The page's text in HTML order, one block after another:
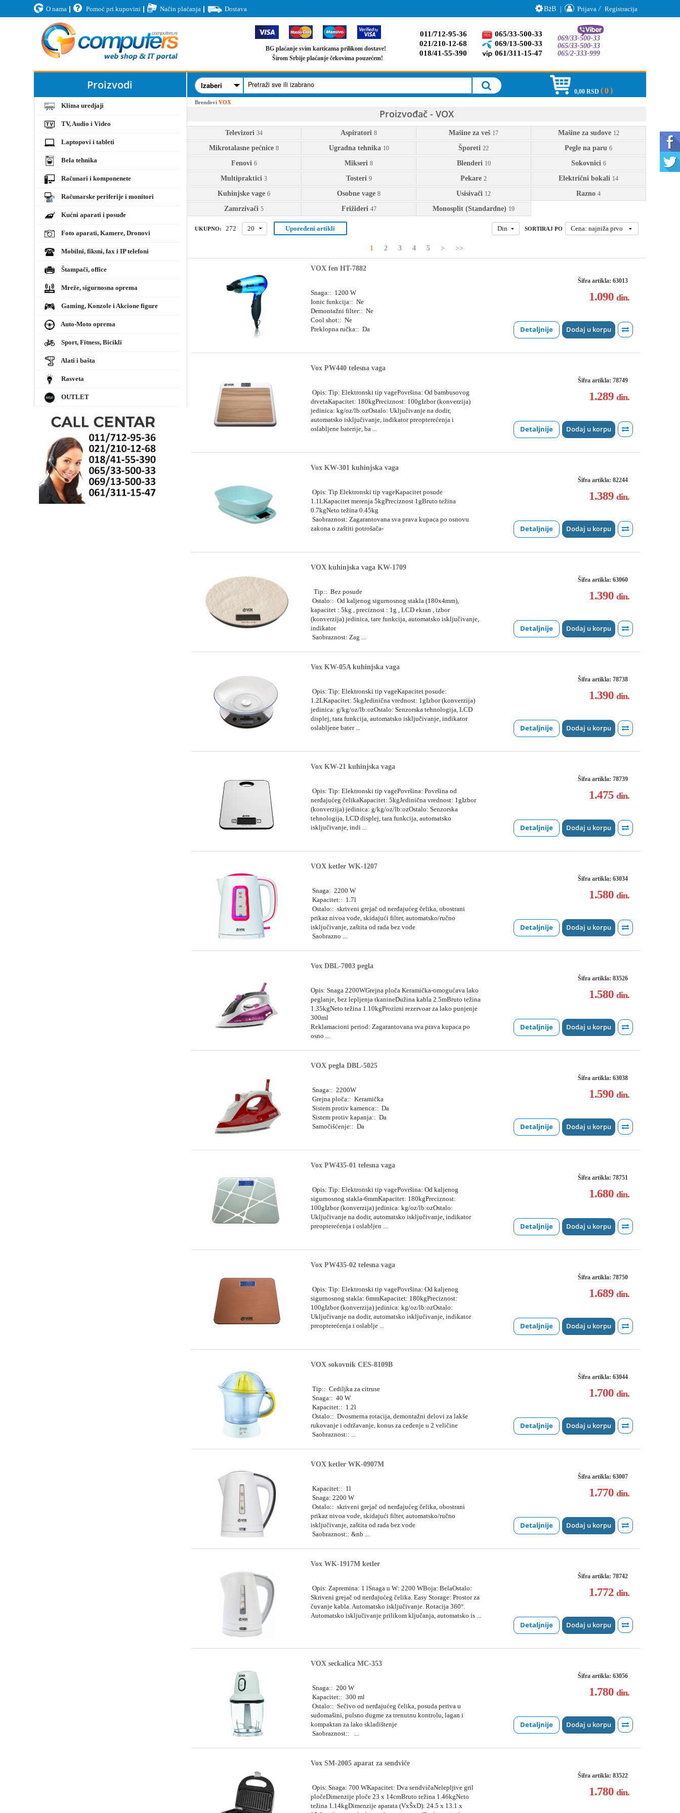
">
O nama Pomoć pri kupovini Način plaćanja Dostava B2B | Prijava / Registracija
BG plaćanje svim karticama prilikom dostave!
Širom Srbije plaćanje čekovima pouzećem!
011/712-95-36
021/210-12-68
018/41-55-390
065/33-500-33
069/13-500-33
061/311-15-47
069/33-500-33
065/33-500-33
065/2-333-999
Proizvodi
Klima uredjaji
TV, Audio i Video
Laptopovi i tableti
Bela tehnika
Računari i komponenete
Računarske periferije i monitori
Kućni aparati i posuđe
Foto aparati, Kamere, Dronovi
Mobilni, fiksni, fax i IP telefoni
Štampači, office
Mreže, sigurnosna oprema
Gaming, Konzole i Akcione figure
Auto-Moto oprema
Sport, Fitness, Bicikli
Alati i bašta
Rasveta
OUTLET
0,00 RSD 0
BrendoviVOX
Proizvođač - VOX
Televizori 34 Aspiratori 8 Mašine za veš 17 Mašine za sudove 12
Mikrotalasne pećnice 8 Ugradna tehnika 10 Šporeti 22 Pegle na paru 6
Fenovi 6 Mikseri 8 Blenderi 10 Sokovnici 6
Multipraktici 3 Tosteri 9 Pekare 2 Električni bokali 14
Kuhinjske vage 6 Osobne vage 8 Usisivači 12 Razno 4
Zamrzivači 5 Frižideri 47 Monosplit (Standardne) 19
UKUPNO: 272 20 Upoređeni artikli Din SORTIRAJ PO Cena: najniža prvo
1 2 3 4 5 > >>
VOX fen HT-7882
Šifra artikla: 63013
Snaga:: 1200 W
Ionic funkcija:: Ne
Demontažni filter:: Ne
Cool shot:: Ne
Preklopna ručka:: Da
1.090din.
Detaljnije Dodaj u korpu
Vox PW440 telesna vaga
Šifra artikla: 78749
Opis: Tip: Elektronski tip vagePovršina: Od bambusovog
drvetaKapacitet: 180kgPreciznost: 100gIzbor (konverzija)
jedinica: kg/oz/lb:ozOstalo: Uključivanje na dodir,
automatsko isključivanje, indikator preopterećenja i
oslabljene baterije, ba ...
1.289din.
Detaljnije Dodaj u korpu
Vox KW-301 kuhinjska vaga
Šifra artikla: 82244
Opis: Tip Elektronski tip vageKapacitet posude
1.1LKapacitet merenja 5kgPreciznost 1gBruto težina
0.7kgNeto težina 0.45kg
Saobraznost: Zagarantovana sva prava kupaca po osnovu
zakona o zaštiti potrošača-
1.389din.
Detaljnije Dodaj u korpu
VOX kuhinjska vaga KW-1709
Šifra artikla: 63060
Tip:: Bez posude
Ostalo:: Od kaljenog sigurnosnog stakla (180x4mm),
kapacitet : 5kg , preciznost : 1g , LCD ekran , izbor
(konverzija) jedinica, tare funkcija, automatsko isključivanje,
indikator
Saobraznost: Zag ...
1.390din.
Detaljnije Dodaj u korpu
Vox KW-05A kuhinjska vaga
Šifra artikla: 78738
Opis: Tip: Elektronski tip vageKapacitet posude:
1.2LKapacitet: 5kgJedinična vrednost: 1gIzbor (konverzija)
jedinica: g/kg/oz/lb:ozOstalo: Senzorska tehnologija, LCD
displej, tara funkcija, automatsko isključivanje, indikator
oslabljene bater ...
1.390din.
Detaljnije Dodaj u korpu
Vox KW-21 kuhinjska vaga
Šifra artikla: 78739
Opis: Tip: Elektronski tip vagePovršina: Površina od
nerđajućeg čelikaKapacitet: 5kgJedinična vrednost: 1gIzbor
(konverzija) jedinica: g/kg/oz/lb:ozOstalo: Senzorska
tehnologija, LCD displej, tara funkcija, automatsko
isključivanje, indi ...
1.475din.
Detaljnije Dodaj u korpu
VOX ketler WK-1207
Šifra artikla: 63034
Snaga: 2200 W
Kapacitet:: 1.7l
Ostalo:: skriveni grejač od nerđajućeg čelika, obostrani
prikaz nivoa vode, skidajući filter, automatsko/ručno
isključivanje, zaštita od rada bez vode
Saobrazno ...
1.580din.
Detaljnije Dodaj u korpu
Vox DBL-7003 pegla
Šifra artikla: 83526
Opis: Snaga 2200WGrejna ploča Keramička-omogućava lako
peglanje, bez lepljenja tkanineDužina kabla 2.5mBruto težina
1.35kgNeto težina 1.10kgProzirni rezervoar za lako punjenje
300ml
Reklamacioni period: Zagarantovana sva prava kupaca po
osno ...
1.580din.
Detaljnije Dodaj u korpu
VOX pegla DBL-5025
Šifra artikla: 63038
Snaga:: 2200W
Grejna ploča:: Keramička
Sistem protiv kamenca:: Da
Sistem protiv kapanja:: Da
Samočišćenje:: Da
1.590din.
Detaljnije Dodaj u korpu
Vox PW435-01 telesna vaga
Šifra artikla: 78751
Opis: Tip: Elektronski tip vagePovršina: Od kaljenog
sigurnosnog stakla-6mmKapacitet: 180kgPreciznost:
100gIzbor (konverzija) jedinica: kg/oz/lb:ozOstalo:
Uključivanje na dodir, automatsko isključivanje, indikator
preopterećenja i oslabljen ...
1.680din.
Detaljnije Dodaj u korpu
Vox PW435-02 telesna vaga
Šifra artikla: 78750
Opis: Tip: Elektronski tip vagePovršina: Od kaljenog
sigurnosnog stakla: 6mmKapacitet: 180kgPreciznost:
100gIzbor (konverzija) jedinica: kg/oz/lb:ozOstalo:
Uključivanje na dodir, automatsko isključivanje, indikator
preopterećenja i oslablje ...
1.689din.
Detaljnije Dodaj u korpu
VOX sokovnik CES-8109B
Šifra artikla: 63044
Tip:: Cediljka za citruse
Snaga:: 40 W
Kapacitet:: 1.2l
Ostalo:: Dvosmerna rotacija, demontažni delovi za lakše
rukovanje i održavanje, konus za ceđenje u 2 veličine
Saobraznost:: ...
1.700din.
Detaljnije Dodaj u korpu
VOX ketler WK-0907M
Šifra artikla: 63007
Kapacitet:: 1l
Snaga: 2200 W
Ostalo:: skriveni grejač od nerđajućeg čelika, obostrani
prikaz nivoa vode, skidajući filter, automatsko/ručno
isključivanje, zaštita od rada bez vode
Saobraznost:: &nb ...
1.770din.
Detaljnije Dodaj u korpu
Vox WK-1917M ketler
Šifra artikla: 78742
Opis: Zapremina: 1 lSnaga u W: 2200 WBoja: BelaOstalo:
Skriveni grejač od nerđajućeg čelika. Easy Storage: Prostor za
čuvanje kabla. Automatsko isključivanje. Rotacija 360°.
Automatsko isključivanje prilikom ključanja, automatsko is ...
1.772din.
Detaljnije Dodaj u korpu
VOX seckalica MC-353
Šifra artikla: 63056
Snaga:: 200 W
Kapacitet:: 300 ml
Ostalo:: Sečivo od nerđajućeg čelika, posuda periva u
sudomašini, pulsno dugme za trenutnu kontrolu, lagan i
kompaktan za lako skladištenje
Saobraznost:: ...
1.780din.
Detaljnije Dodaj u korpu
Vox SM-2005 aparat za sendviče
Šifra artikla: 83522
Opis: Snaga: 700 WKapacitet: Dva sendvičaNelepljive gril
pločeDimenzije ploče 23 x 14cmBruto težina 1.46kgNeto
težina 1.14kgDimenzije aparata (VxŠxD): 24.5 x 13.1 x
1.780din.